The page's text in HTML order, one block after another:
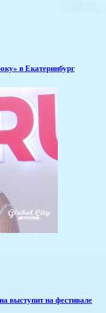
в Екатеринбург
выступит на фестивале